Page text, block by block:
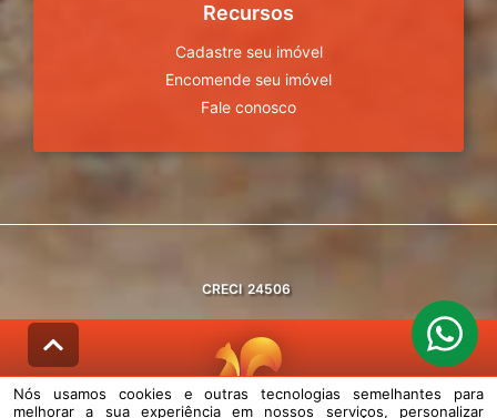
Recursos
Cadastre seu imóvel
Encomende seu imóvel
Fale conosco
CRECI 24506
Nós usamos cookies e outras tecnologias semelhantes para
melhorar a sua experiência em nossos serviços, personalizar